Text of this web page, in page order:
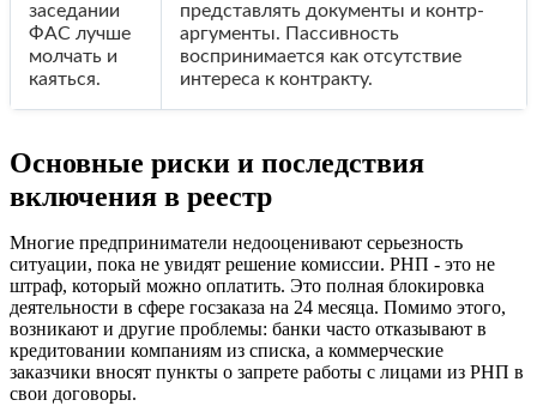
заседании
ФАС лучше
молчать и
каяться.
представлять документы и контр-
аргументы. Пассивность
воспринимается как отсутствие
интереса к контракту.
Основные риски и последствия
включения в реестр
Многие предприниматели недооценивают серьезность
ситуации, пока не увидят решение комиссии. РНП - это не
штраф, который можно оплатить. Это полная блокировка
деятельности в сфере госзаказа на 24 месяца. Помимо этого,
возникают и другие проблемы: банки часто отказывают в
кредитовании компаниям из списка, а коммерческие
заказчики вносят пункты о запрете работы с лицами из РНП в
свои договоры.